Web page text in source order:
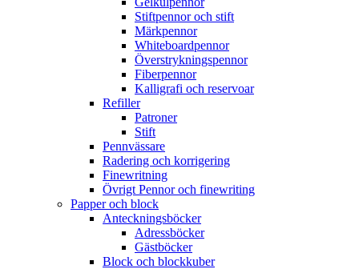
Stiftpennor och stift
Märkpennor
Whiteboardpennor
Överstrykningspennor
Fiberpennor
Kalligrafi och reservoar
Refiller
Patroner
Stift
Pennvässare
Radering och korrigering
Finewritning
Övrigt Pennor och finewriting
Papper och block
Anteckningsböcker
Adressböcker
Gästböcker
Block och blockkuber